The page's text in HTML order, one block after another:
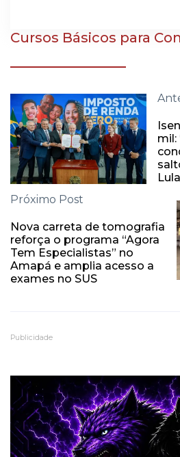
Cursos Básicos para
mil:
Lula
Próximo Post
Nova carreta de tomografia
reforça o programa “Agora
Tem Especialistas” no
Amapá e amplia acesso a
exames no SUS
Publicidade